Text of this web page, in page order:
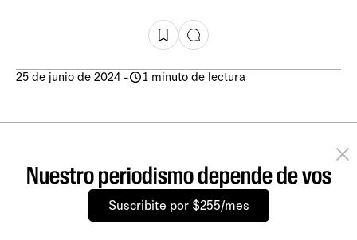
25 de junio de 2024 - 1 minuto de lectura
Nuestro periodismo depende de vos
Suscribite por $255/mes